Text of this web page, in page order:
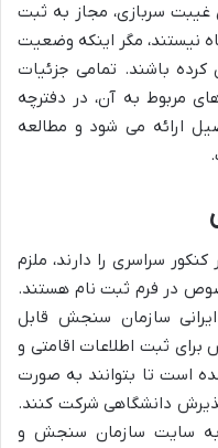
غیبت سربازی، مجاز به ثبت
نیستند، مگر اینکه وضعیت
باشند. تمامی جزئیات
مربوط به آن، در دفترچه
سراسری ۱۴۰۴ به تفصیل ارائه می شود و مطالعه
سراسری را دارند، ملزم
یک کد ۱۳ رقمی مخصوص در فرم ثبت نام هستند.
سازمان سنجش قابل
ثبت اطلاعات اقامتی و
است تا بتوانند به صورت
دانشگاهی شرکت کنند.
به سایت سازمان سنجش و